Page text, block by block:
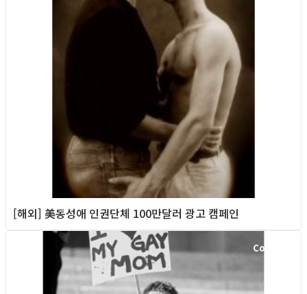
[해외] 美동성애 인권단체 100만달러 광고 캠페인
Column